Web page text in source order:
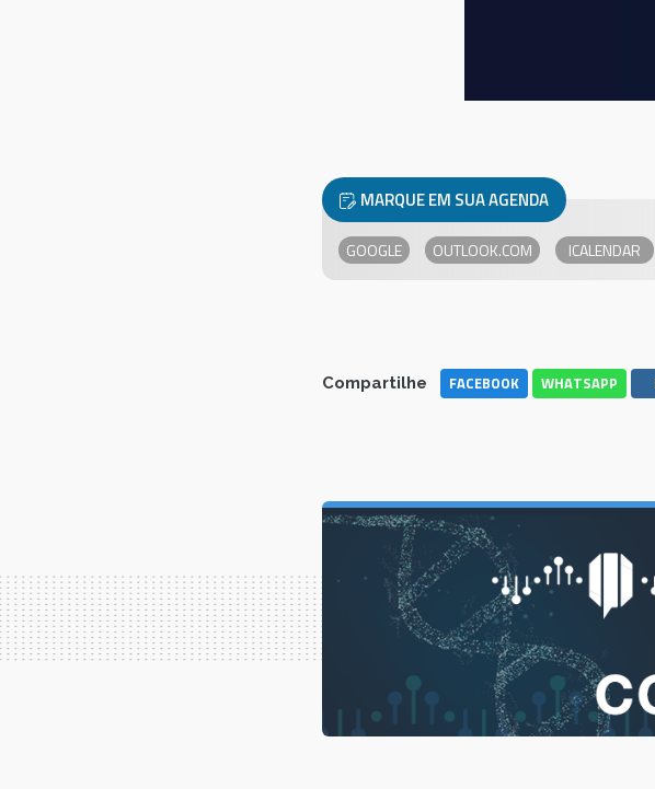
MARQUE EM SUA AGENDA
GOOGLE OUTLOOK.COM
Compartilhe FACEBOOK WHATSAPP